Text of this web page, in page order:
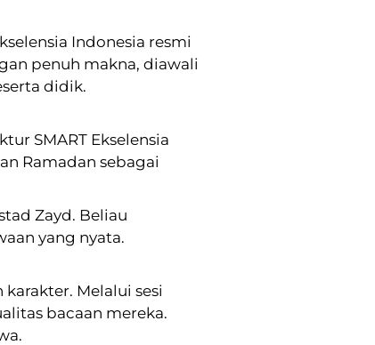
Indonesia resmi
penuh makna, diawali
didik.
SMART Ekselensia
Ramadan sebagai
Zayd. Beliau
yang nyata.
Melalui sesi
bacaan mereka.